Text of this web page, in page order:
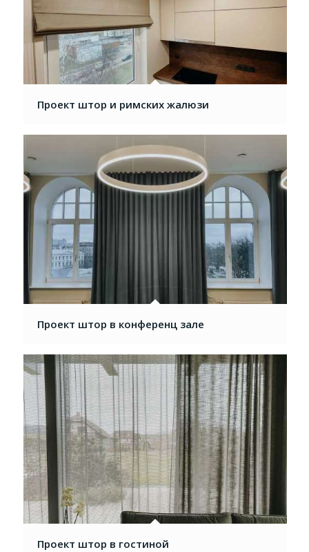
Проект штор и римских жалюзи
Проект штор в конференц зале
Проект штор в гостиной